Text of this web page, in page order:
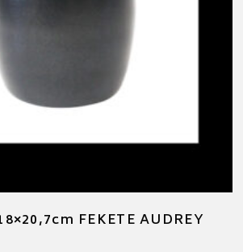
FEKETE AUDREY